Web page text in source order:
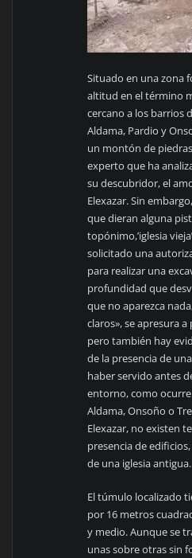
Situado en una zona
altitud en el término
cercano a los barrios
Aldama, Pardio y
un montón de
experto que ha
su descubridor, el
Elexazar. Sin
que dieran alguna
topónimo,’iglesia
solicitado una
para realizar una
profundidad que
que no aparezca
claros», se apresura
pero también hay
de la presencia de
haber servido antes
entorno, como
Aldama, Onsoño o
Elexazar, no existen
presencia de
de una iglesia antigua.
El túmulo localizado
por 16 metros
y medio. Aunque se
unas sobre otras sin